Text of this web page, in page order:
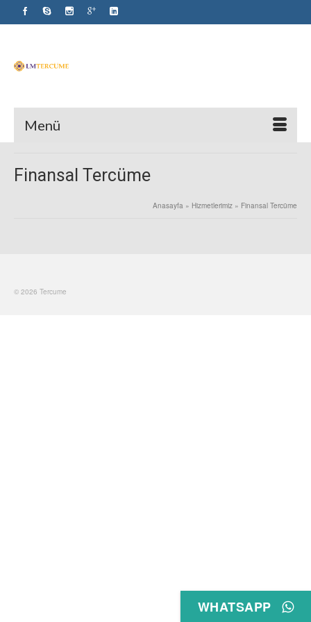
Menü
Finansal Tercüme
Anasayfa » Hizmetlerimiz » Finansal Tercüme
© 2026 Tercume
WHATSAPP